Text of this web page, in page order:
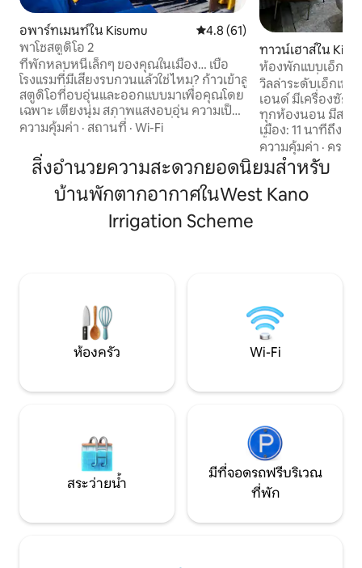
อพาร์ทเมนท์ใน Kisumu คะแนนเฉลี่ย 4.8 จาก 5, 61 รีวิว
4.8 (61)
พาโชสตูดิโอ 2
ที่พักหลบหนีเล็กๆ ของคุณในเมือง… เบื่อ
โรงแรมที่มีเสียงรบกวนแล้วใช่ไหม? ก้าวเข้าสู่
สตูดิโอที่อบอุ่นและออกแบบมาเพื่อคุณโดย
เฉพาะ เตียงนุ่ม สภาพแสงอบอุ่น ความเป็น
ส่วนตัวอย่างเต็มที่ ทุกอย่างที่คุณต้องการ
เป็นการพักผ่อนหนึ่งคืนหรือการพักผ่อน
ช่วงสุดสัปดาห์ นี่คือที่พักของคุณ ตั้งอยู่
ใจกลางมิลิมานี ขับรถ 3 นาทีถึงย่าน
ศูนย์กลางธุรกิจ เวสต์เอนด์มอลล์ ทัฟมอลล์
ซูเปอร์มาร์เก็ต และสิ่งอำนวยความสะดวก
ทางสังคมอื่นๆ ขับรถ 5 นาทีถึงหาดดุงะ
ความคุ้มค่า · สถานที่ · Wi-Fi
ทาวน์เฮาส์ใน
ห้องพักแบบเอ็กเซ็
ลิมานี มีเครื่องปรั
วิลล่าระดับเอ็กเซ็
เอนด์ มีเครื่องซัก
ทุกห้องนอน มีสวน
เมือง: 11 นาทีถึงส
รั้วล้อมรอบและมี
ตลอด 24 ชั่วโมงทุ
ธุรกิจ 800 เมตร
ทะเลสาบ ประมา
กาย สระว่ายน้ำ ทา
ความคุ้มค่า · ครอบ
สิ่งอำนวยความสะดวกยอดนิยมสำหรับ
บ้านพักตากอากาศในWest Kano
Irrigation Scheme
ห้องครัว Wi-Fi
สระว่ายน้ำ
มีที่จอดรถฟรีบริเวณ
ที่พัก